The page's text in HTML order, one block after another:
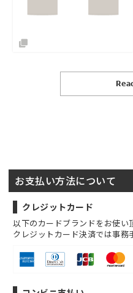
お支払い方法について
クレジットカード
以下のカードブランドをお使い
クレジットカード決済では事務